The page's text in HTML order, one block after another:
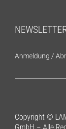
Anmeldung /
Copyright ©
GmbH – Alle